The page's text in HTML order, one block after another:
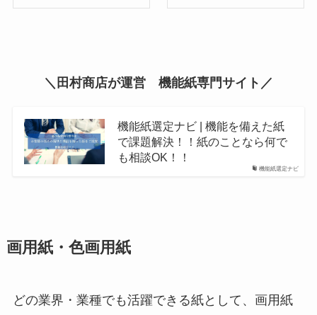
＼田村商店が運営 機能紙専門サイト／
機能紙選定ナビ
機能紙選定ナビ | 機能を備えた紙
で課題解決！！紙のことなら何で
も相談OK！！
画用紙・色画用紙
どの業界・業種でも活躍できる紙として、画用紙